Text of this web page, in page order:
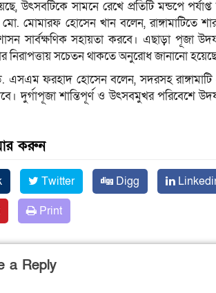
উৎসবটিকে সামনে রেখে প্রতিটি মন্ডপে
মোমারফ হোসেন খান বলেন, রাঙ্গামাটিতে
সার্বক্ষণিক সহায়তা করবে। এছাড়া পূজা
নিরাপত্তায় সচেতন থাকতে অনুরোধ জানানো
ফরহাদ হোসেন বলেন, সদরসহ রাঙ্গামাটি
দুর্গাপূজা শান্তিপূর্ণ ও উৎসবমুখর পরিবেশে
করুন
Twitter Digg
Print
a Reply